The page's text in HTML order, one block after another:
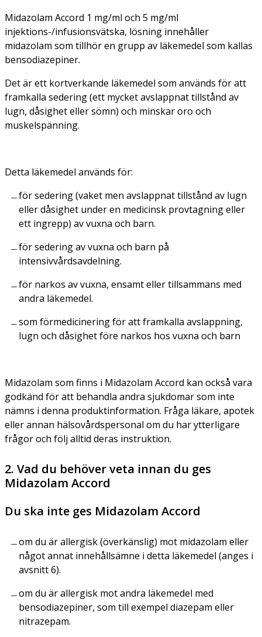
Midazolam Accord 1 mg/ml och 5 mg/ml
injektions-/infusionsvätska, lösning innehåller
midazolam som tillhör en grupp av läkemedel som kallas
bensodiazepiner.
Det är ett kortverkande läkemedel som används för att
framkalla sedering (ett mycket avslappnat tillstånd av
lugn, dåsighet eller sömn) och minskar oro och
muskelspänning.
Detta läkemedel används för:
för sedering (vaket men avslappnat tillstånd av lugn
eller dåsighet under en medicinsk provtagning eller
ett ingrepp) av vuxna och barn.
för sedering av vuxna och barn på
intensivvårdsavdelning.
för narkos av vuxna, ensamt eller tillsammans med
andra läkemedel.
som förmedicinering för att framkalla avslappning,
lugn och dåsighet före narkos hos vuxna och barn
Midazolam som finns i Midazolam Accord kan också vara
godkänd för att behandla andra sjukdomar som inte
nämns i denna produktinformation. Fråga läkare, apotek
eller annan hälsovårdspersonal om du har ytterligare
frågor och följ alltid deras instruktion.
2. Vad du behöver veta innan du ges
Midazolam Accord
Du ska inte ges Midazolam Accord
om du är allergisk (överkänslig) mot midazolam eller
något annat innehållsämne i detta läkemedel (anges i
avsnitt 6).
om du är allergisk mot andra läkemedel med
bensodiazepiner, som till exempel diazepam eller
nitrazepam.